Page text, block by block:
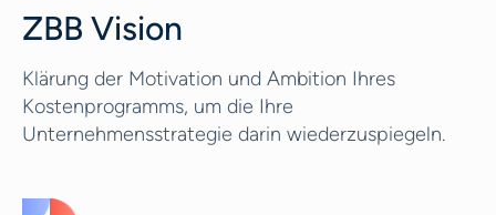
ZBB Vision
Klärung der Motivation und Ambition Ihres
Kostenprogramms, um die Ihre
Unternehmensstrategie darin wiederzuspiegeln.